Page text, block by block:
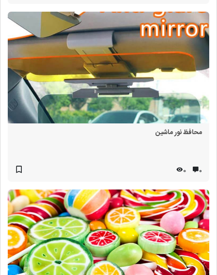
محافظ نور ماشین
۰ 0